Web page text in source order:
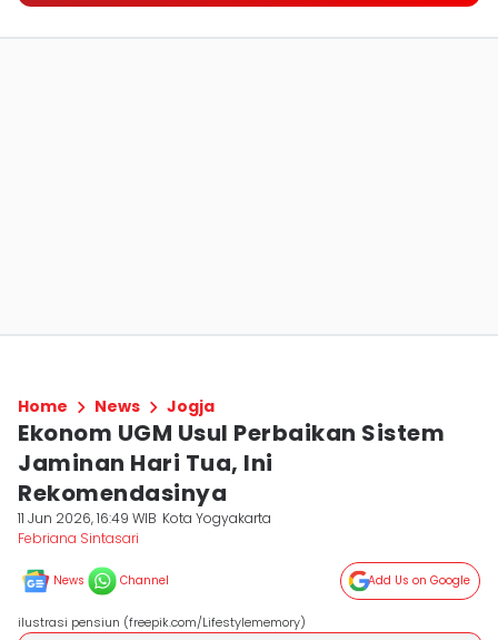
Home News Jogja
Ekonom UGM Usul Perbaikan Sistem
Jaminan Hari Tua, Ini
Rekomendasinya
11 Jun 2026, 16:49 WIB Kota Yogyakarta
Febriana Sintasari
News Channel Add Us on Google
ilustrasi pensiun (freepik.com/Lifestylememory)